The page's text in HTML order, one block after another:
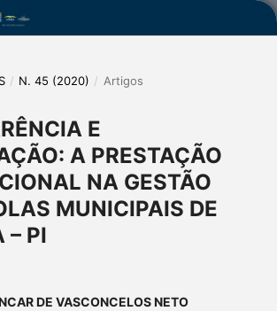
/ N. 45 (2020) / Artigos
E
A PRESTAÇÃO
NA GESTÃO
MUNICIPAIS DE
– PI
DE VASCONCELOS NETO